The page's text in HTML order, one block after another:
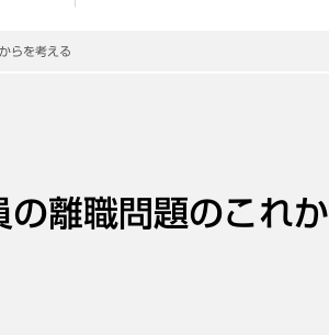
らを考える
離職問題のこれか